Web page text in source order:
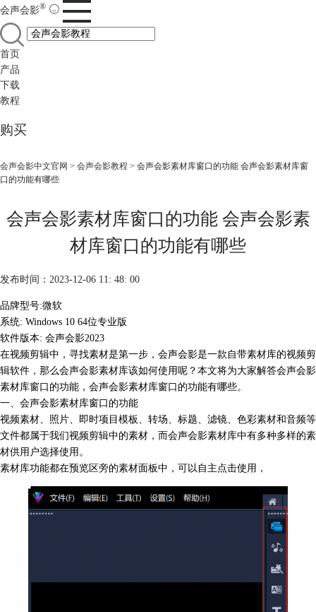
会声会影®
首页
产品
下载
教程
购买
会声会影中文官网 > 会声会影教程 > 会声会影素材库窗口的功能 会声会影素材库窗
口的功能有哪些
会声会影素材库窗口的功能 会声会影素
材库窗口的功能有哪些
发布时间：2023-12-06 11: 48: 00
品牌型号:微软
系统: Windows 10 64位专业版
软件版本: 会声会影2023
在视频剪辑中，寻找素材是第一步，会声会影是一款自带素材库的视频剪
辑软件，那么会声会影素材库该如何使用呢？本文将为大家解答会声会影
素材库窗口的功能， 会声会影素材库窗口的功能有哪些。
一、会声会影素材库窗口的功能
视频素材、照片、即时项目模板、转场、标题、滤镜、色彩素材和音频等
文件都属于我们视频剪辑中的素材，而会声会影素材库中有多种多样的素
材供用户选择使用。
素材库功能都在预览区旁的素材面板中，可以自主点击使用，